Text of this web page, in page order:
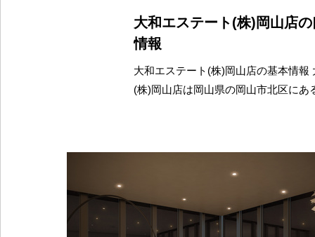
大和エステート(株)岡山店
情報
大和エステート(株)岡山店の基本情報
(株)岡山店は岡山県の岡山市北区にあ